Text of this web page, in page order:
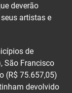
deverão
artistas e
de
São Francisco
(R$ 75.657,05)
devolvido